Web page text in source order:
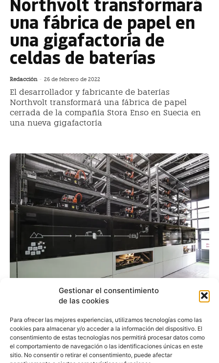
Gestionar el consentimiento
de las cookies
Para ofrecer las mejores experiencias, utilizamos tecnologías como las
cookies para almacenar y/o acceder a la información del dispositivo. El
consentimiento de estas tecnologías nos permitirá procesar datos como
el comportamiento de navegación o las identificaciones únicas en este
sitio. No consentir o retirar el consentimiento, puede afectar
una fábrica de papel en
una gigafactoría de
celdas de baterías
Redacción - 26 de febrero de 2022
El desarrollador y fabricante de baterías
Northvolt transformará una fábrica de papel
cerrada de la compañía Stora Enso en Suecia en
una nueva gigafactoría
Audi activa una unidad
de almacenamiento de
baterías en Berlín